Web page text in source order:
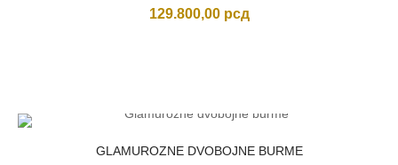
129.800,00 рсд
GLAMUROZNE DVOBOJNE BURME